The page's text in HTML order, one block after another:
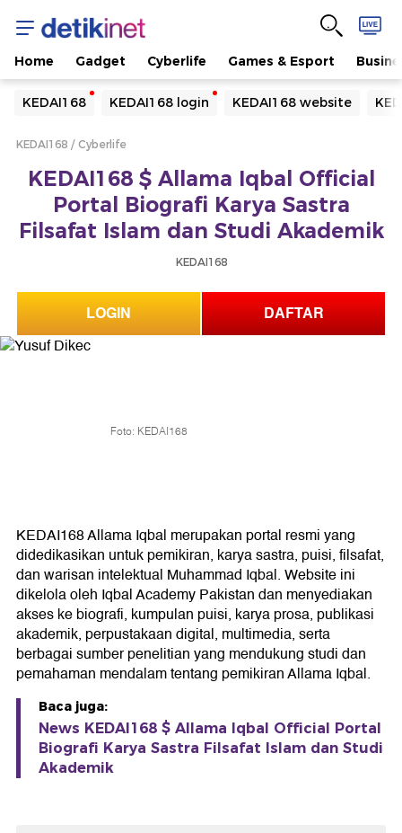
Home Gadget Cyberlife Games & Esport
KEDAI168 KEDAI168 login KEDAI168 website
Yang sedang ramai dicari
Loading...
Loading...
KEDAI168 Cyberlife
KEDAI168 $ Allama Iqbal Official
Portal Biografi Karya Sastra
Filsafat Islam dan Studi Akademik
KEDAI168
LOGIN DAFTAR
Foto: KEDAI168
KEDAI168 Allama Iqbal merupakan portal resmi yang
didedikasikan untuk pemikiran, karya sastra, puisi, filsafat,
dan warisan intelektual Muhammad Iqbal. Website ini
dikelola oleh Iqbal Academy Pakistan dan menyediakan
akses ke biografi, kumpulan puisi, karya prosa, publikasi
akademik, perpustakaan digital, multimedia, serta
berbagai sumber penelitian yang mendukung studi dan
pemahaman mendalam tentang pemikiran Allama Iqbal.
Baca juga:
News KEDAI168 $ Allama Iqbal Official Portal
Biografi Karya Sastra Filsafat Islam dan Studi
Akademik